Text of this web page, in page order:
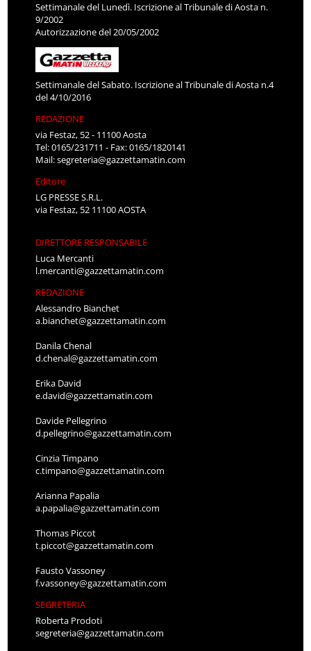
Settimanale del Lunedì. Iscrizione al Tribunale di Aosta n.
9/2002
Autorizzazione del 20/05/2002
Settimanale del Sabato. Iscrizione al Tribunale di Aosta n.4
del 4/10/2016
REDAZIONE
via Festaz, 52 - 11100 Aosta
Tel: 0165/231711 - Fax: 0165/1820141
Mail:segreteria@gazzettamatin.com
Editore
LG PRESSE S.R.L.
via Festaz, 52 11100 AOSTA
DIRETTORE RESPONSABILE
Luca Mercanti
l.mercanti@gazzettamatin.com
REDAZIONE
Alessandro Bianchet
a.bianchet@gazzettamatin.com
Danila Chenal
d.chenal@gazzettamatin.com
Erika David
e.david@gazzettamatin.com
Davide Pellegrino
d.pellegrino@gazzettamatin.com
Cinzia Timpano
c.timpano@gazzettamatin.com
Arianna Papalia
a.papalia@gazzettamatin.com
Thomas Piccot
t.piccot@gazzettamatin.com
Fausto Vassoney
f.vassoney@gazzettamatin.com
SEGRETERIA
Roberta Prodoti
segreteria@gazzettamatin.com